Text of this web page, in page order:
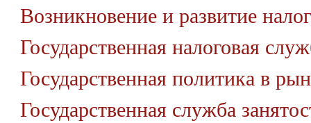
Возникновение и развитие
Государственная налоговая
Государственная политика в
Государственная служба